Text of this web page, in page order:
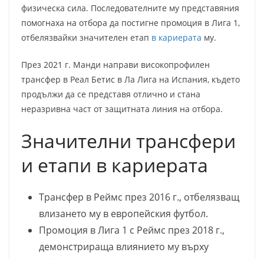
физическа сила. Последователните му представяния
помогнаха на отбора да постигне промоция в Лига 1,
отбелязвайки значителен етап в кариерата му.
През 2021 г. Манди направи високопрофилен
трансфер в Реал Бетис в Ла Лига на Испания, където
продължи да се представя отлично и стана
неразривна част от защитната линия на отбора.
Значителни трансфери
и етапи в кариерата
Трансфер в Реймс през 2016 г., отбелязващ
влизането му в европейския футбол.
Промоция в Лига 1 с Реймс през 2018 г.,
демонстрираща влиянието му върху